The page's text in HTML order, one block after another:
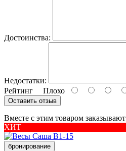
Достоинства:
Недостатки:
Рейтинг Плохо
Оставить отзыв
Вместе с этим товаром заказывают
ХИТ
бронирование